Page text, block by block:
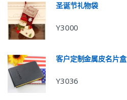
圣诞节礼物袋
Y3000
客户定制金属皮名片盒
Y3036